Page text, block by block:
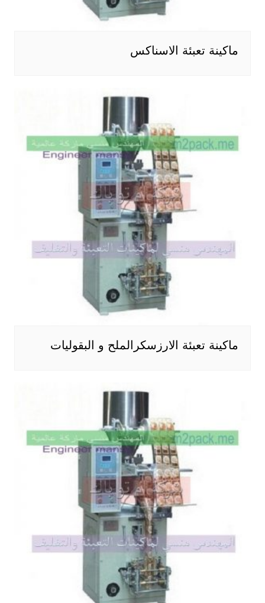
ماكينة تعبئة الاسناكس
ماكينة تعبئة الارزسكرالملح و البقوليات